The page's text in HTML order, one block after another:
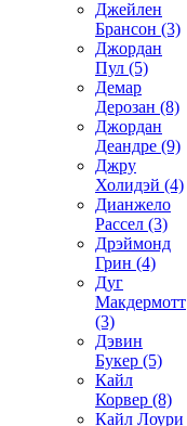
Джейлен
Брансон (3)
Джордан
Пул (5)
Демар
Дерозан (8)
Джордан
Деандре (9)
Джру
Холидэй (4)
Дианжело
Рассел (3)
Дрэймонд
Грин (4)
Дуг
Макдермотт
(3)
Дэвин
Букер (5)
Кайл
Корвер (8)
Кайл Лоури